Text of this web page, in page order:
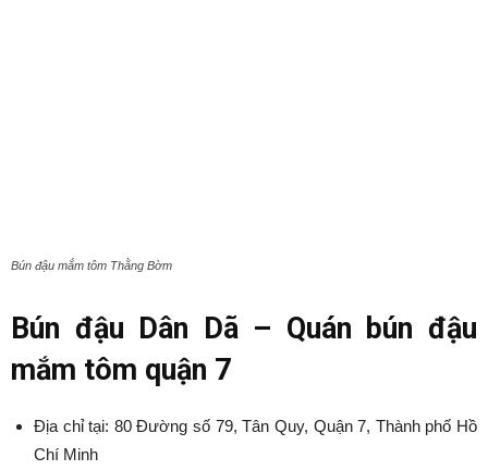
Bún đậu mắm tôm Thằng Bờm
Bún đậu Dân Dã – Quán bún đậu
mắm tôm quận 7
Địa chỉ tại: 80 Đường số 79, Tân Quy, Quận 7, Thành phố Hồ
Chí Minh